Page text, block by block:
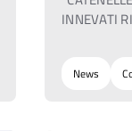
INNEVATI
News